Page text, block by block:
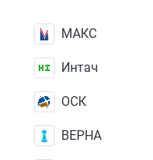
МАКС
Интач
ОСК
ВЕРНА